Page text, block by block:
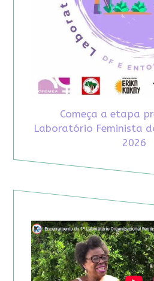
Começa a etapa
Laboratório Feminista
2026